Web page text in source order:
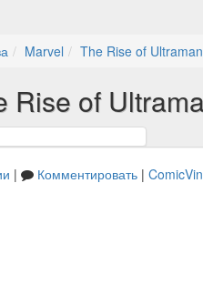
Marvel The Rise of
Rise of
| Комментировать |